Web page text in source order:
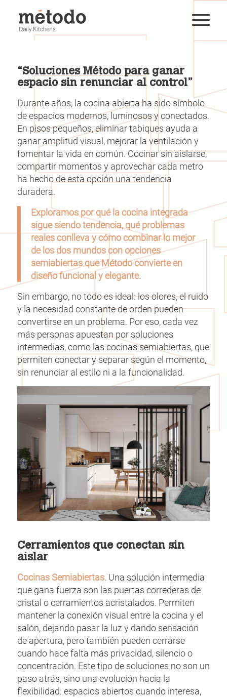
“Soluciones Método para ganar
espacio sin renunciar al control”
Durante años, la cocina abierta ha sido símbolo
de espacios modernos, luminosos y conectados.
En pisos pequeños, eliminar tabiques ayuda a
ganar amplitud visual, mejorar la ventilación y
fomentar la vida en común. Cocinar sin aislarse,
compartir momentos y aprovechar cada metro
ha hecho de esta opción una tendencia
duradera.
Exploramos por qué la cocina integrada
sigue siendo tendencia, qué problemas
reales conlleva y cómo combinar lo mejor
de los dos mundos con opciones
semiabiertas que Método convierte en
diseño funcional y elegante.
Sin embargo, no todo es ideal: los olores, el ruido
y la necesidad constante de orden pueden
convertirse en un problema. Por eso, cada vez
más personas apuestan por soluciones
intermedias, como las cocinas semiabiertas, que
permiten conectar y separar según el momento,
sin renunciar al estilo ni a la funcionalidad.
Cerramientos que conectan sin
aislar
Cocinas Semiabiertas. Una solución intermedia
que gana fuerza son las puertas correderas de
cristal o cerramientos acristalados. Permiten
mantener la conexión visual entre la cocina y el
salón, dejando pasar la luz y dando sensación
de apertura, pero también pueden cerrarse
cuando hace falta más privacidad, silencio o
concentración. Este tipo de soluciones no son un
paso atrás, sino una evolución hacia la
flexibilidad: espacios abiertos cuando interesa,